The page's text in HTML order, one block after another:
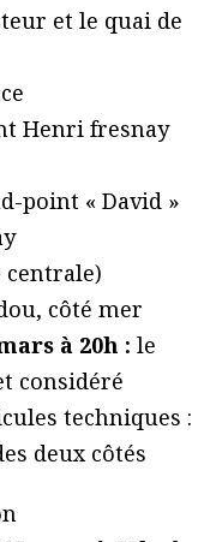
et le quai de
Henri fresnay
point « David »
centrale)
côté mer
à 20h : le
considéré
techniques :
deux côtés